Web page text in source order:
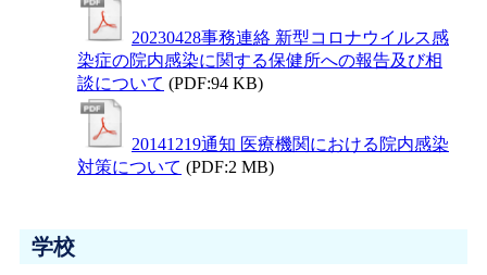
20230428事務連絡 新型コロナウイルス感
染症の院内感染に関する保健所への報告及び相
談について (PDF:94 KB)
20141219通知 医療機関における院内感染
対策について (PDF:2 MB)
学校